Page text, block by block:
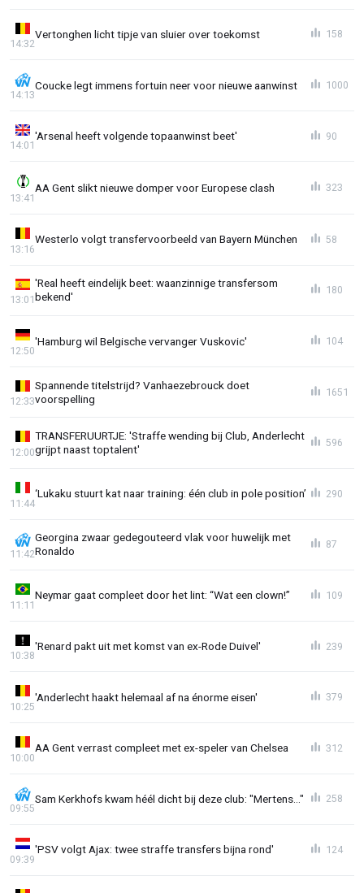
Vertonghen licht tipje van sluier over toekomst
14:32
158
Coucke legt immens fortuin neer voor nieuwe aanwinst
14:13
1000
'Arsenal heeft volgende topaanwinst beet'
14:01
90
AA Gent slikt nieuwe domper voor Europese clash
13:41
323
Westerlo volgt transfervoorbeeld van Bayern München
13:16
58
'Real heeft eindelijk beet: waanzinnige transfersom
bekend'
13:01
180
'Hamburg wil Belgische vervanger Vuskovic'
12:50
104
Spannende titelstrijd? Vanhaezebrouck doet
voorspelling
12:33
1651
TRANSFERUURTJE: 'Straffe wending bij Club, Anderlecht
grijpt naast toptalent'
12:00
596
‘Lukaku stuurt kat naar training: één club in pole position’
11:44
290
Georgina zwaar gedegouteerd vlak voor huwelijk met
Ronaldo
11:42
87
Neymar gaat compleet door het lint: “Wat een clown!”
11:11
109
'Renard pakt uit met komst van ex-Rode Duivel'
10:38
239
'Anderlecht haakt helemaal af na énorme eisen'
10:25
379
AA Gent verrast compleet met ex-speler van Chelsea
10:00
312
Sam Kerkhofs kwam héél dicht bij deze club: "Mertens..."
09:55
258
'PSV volgt Ajax: twee straffe transfers bijna rond'
09:39
124